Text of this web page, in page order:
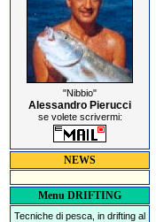
"Nibbio"
Alessandro Pierucci
se volete scrivermi:
NEWS
Menu DRIFTING
Tecniche di pesca, in drifting al